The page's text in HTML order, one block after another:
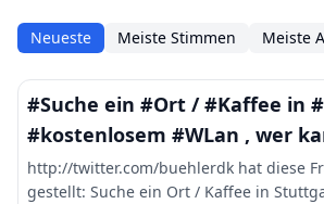
Neueste Meiste Stimmen Meiste
#Suche ein #Ort / #Kaffee in
#kostenlosem #WLan , wer
http://twitter.com/buehlerdk hat diese
gestellt: Suche ein Ort / Kaffee in